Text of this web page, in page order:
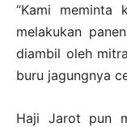
“Kami meminta
melakukan
diambil oleh
buru jagungnya
Haji Jarot pun